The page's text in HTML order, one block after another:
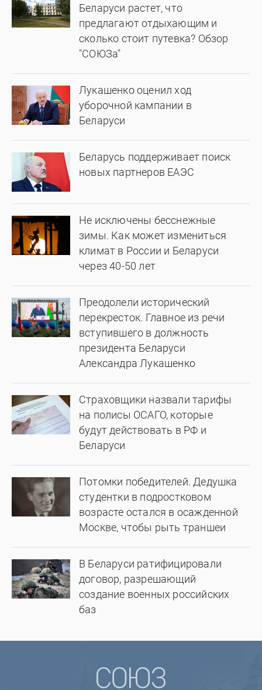
Беларуси растет, что
предлагают отдыхающим и
сколько стоит путевка? Обзор
"СОЮЗа"
Лукашенко оценил ход
уборочной кампании в
Беларуси
Беларусь поддерживает поиск
новых партнеров ЕАЭС
Не исключены бесснежные
зимы. Как может измениться
климат в России и Беларуси
через 40-50 лет
Преодолели исторический
перекресток. Главное из речи
вступившего в должность
президента Беларуси
Александра Лукашенко
Страховщики назвали тарифы
на полисы ОСАГО, которые
будут действовать в РФ и
Беларуси
Потомки победителей. Дедушка
студентки в подростковом
возрасте остался в осажденной
Москве, чтобы рыть траншеи
В Беларуси ратифицировали
договор, разрешающий
создание военных российских
баз